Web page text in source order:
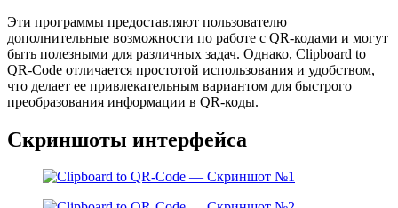
Эти программы предоставляют пользователю
дополнительные возможности по работе с QR-кодами и могут
быть полезными для различных задач. Однако, Clipboard to
QR-Code отличается простотой использования и удобством,
что делает ее привлекательным вариантом для быстрого
преобразования информации в QR-коды.
Скриншоты интерфейса